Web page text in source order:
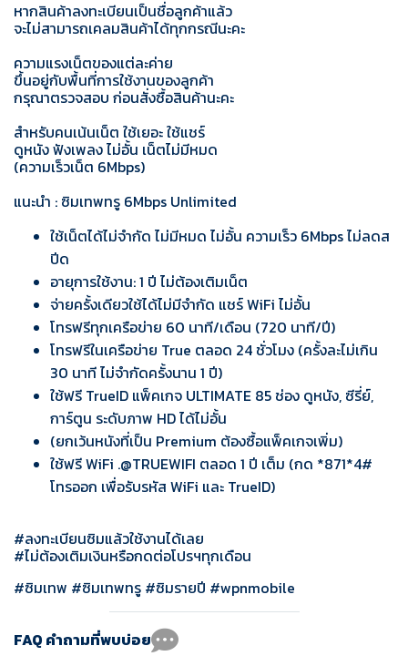
หากสินค้าลงทะเบียนเป็นชื่อลูกค้าแล้ว
จะไม่สามารถเคลมสินค้าได้ทุกกรณีนะคะ
ความแรงเน็ตของแต่ละค่าย
ขึ้นอยู่กับพื้นที่การใช้งานของลูกค้า
กรุณาตรวจสอบ ก่อนสั่งซื้อสินค้านะคะ
สำหรับคนเน้นเน็ต ใช้เยอะ ใช้แชร์
ดูหนัง ฟังเพลง ไม่อั้น เน็ตไม่มีหมด
(ความเร็วเน็ต 6Mbps)
แนะนำ : ซิมเทพทรู 6Mbps Unlimited
ใช้เน็ตได้ไม่จำกัด ไม่มีหมด ไม่อั้น ความเร็ว 6Mbps ไม่ลดส
ปีด
อายุการใช้งาน: 1 ปี ไม่ต้องเติมเน็ต
จ่ายครั้งเดียวใช้ได้ไม่มีจำกัด แชร์ WiFi ไม่อั้น
โทรฟรีทุกเครือข่าย 60 นาที/เดือน (720 นาที/ปี)
โทรฟรีในเครือข่าย True ตลอด 24 ชั่วโมง (ครั้งละไม่เกิน
30 นาที ไม่จำกัดครั้งนาน 1 ปี)
ใช้ฟรี TrueID แพ็คเกจ ULTIMATE 85 ช่อง ดูหนัง, ซีรี่ย์,
การ์ตูน ระดับภาพ HD ได้ไม่อั้น
(ยกเว้นหนังที่เป็น Premium ต้องซื้อแพ็คเกจเพิ่ม)
ใช้ฟรี WiFi .@TRUEWIFI ตลอด 1 ปี เต็ม (กด *871*4#
โทรออก เพื่อรับรหัส WiFi และ TrueID)
#ลงทะเบียนซิมแล้วใช้งานได้เลย
#ไม่ต้องเติมเงินหรือกดต่อโปรฯทุกเดือน
#ซิมเทพ #ซิมเทพทรู #ซิมรายปี #wpnmobile
FAQ คำถามที่พบบ่อย